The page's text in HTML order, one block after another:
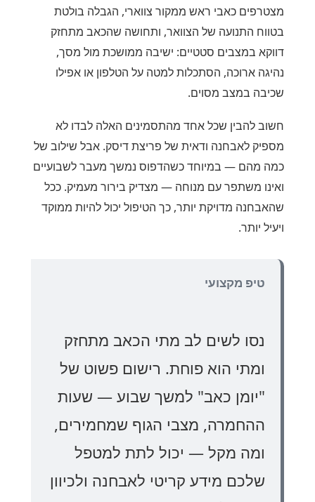
מצטרפים כאבי ראש ממקור צווארי, הגבלה בולטת
בטווח התנועה של הצוואר, ותחושה שהכאב מתחזק
דווקא במצבים סטטיים: ישיבה ממושכת מול מסך,
נהיגה ארוכה, הסתכלות למטה על הטלפון או אפילו
שכיבה במצב מסוים.
חשוב להבין שכל אחד מהתסמינים האלה לבדו לא
מספיק לאבחנה ודאית של פריצת דיסק. אבל שילוב של
כמה מהם — במיוחד כשהדפוס נמשך מעבר לשבועיים
ואינו משתפר עם מנוחה — מצדיק בירור מעמיק. ככל
שהאבחנה מדויקת יותר, כך הטיפול יכול להיות ממוקד
ויעיל יותר.
טיפ מקצועי
נסו לשים לב מתי הכאב מתחזק
ומתי הוא פוחת. רישום פשוט של
"יומן כאב" למשך שבוע — שעות
ההחמרה, מצבי הגוף שמחמירים,
ומה מקל — יכול לתת למטפל
שלכם מידע קריטי לאבחנה ולכיוון